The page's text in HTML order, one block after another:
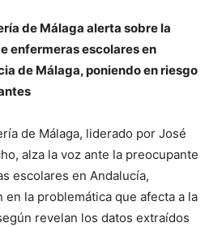
de Málaga alerta sobre la
enfermeras escolares en
de Málaga, poniendo en riesgo
de Málaga, liderado por José
alza la voz ante la preocupante
escolares en Andalucía,
la problemática que afecta a la
revelan los datos extraídos